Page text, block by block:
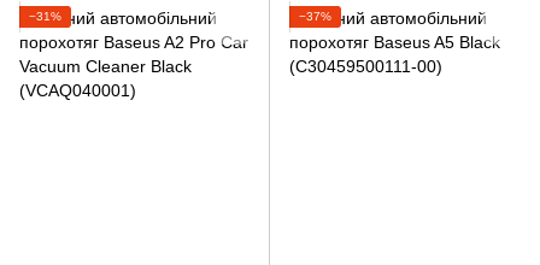
−31% −37%